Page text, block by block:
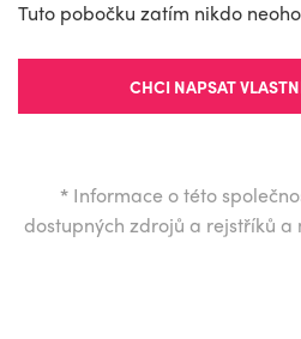
Tuto pobočku zatím nikdo
CHCI NAPSAT
* Informace o této
dostupných zdrojů a rejstříků a